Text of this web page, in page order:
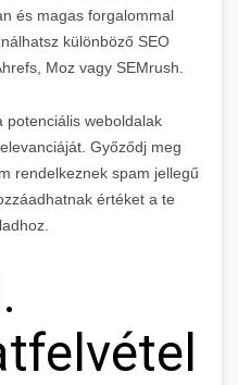
és magas forgalommal
különböző SEO
Moz vagy SEMrush.
potenciális weboldalak
Győződj meg
rendelkeznek spam jellegű
értéket a te